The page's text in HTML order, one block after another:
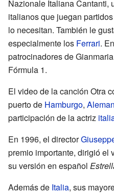
Nazionale Italiana Cantanti,
italianos que juegan
lo necesitan. También le
especialmente los Ferrari.
patrocinadores de
Fórmula 1.
El video de la canción Otra
puerto de Hamburgo,
participación de la actriz
En 1996, el director
premio importante, dirigió el
su versión en español
Además de Italia, sus